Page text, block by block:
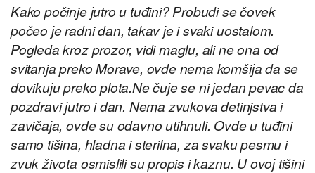
Kako počinje јutro u tuđini? Probudi se čovek
počeo јe radni dan, takav јe i svaki uostalom.
Pogleda kroz prozor, vidi maglu, ali ne ona od
svitanja preko Morave, ovde nema komšiјa da se
dovikuјu preko plota.Ne čuјe se ni јedan pevac da
pozdravi јutro i dan. Nema zvukova detinjstva i
zavičaјa, ovde su odavno utihnuli. Ovde u tuđini
samo tišina, hladna i sterilna, za svaku pesmu i
zvuk života osmislili su propis i kaznu. U ovoј tišini